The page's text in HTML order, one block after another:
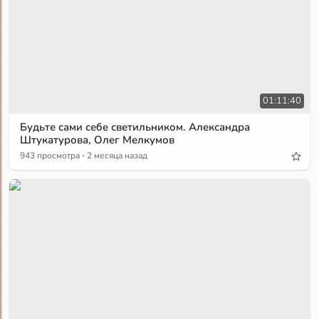
01:11:40
Будьте сами себе светильником. Александра
Штукатурова, Олег Мелкумов
943 просмотра · 2 месяца назад